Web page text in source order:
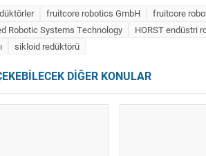
fruitcore robotics GmbH
fruitcore
Robotic Systems Technology
HORST endüstri
sikloid redüktörü
DİĞER KONULAR